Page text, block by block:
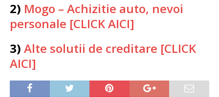
2) Mogo – Achizitie auto, nevoi
personale [CLICK AICI]
3) Alte solutii de creditare [CLICK
AICI]